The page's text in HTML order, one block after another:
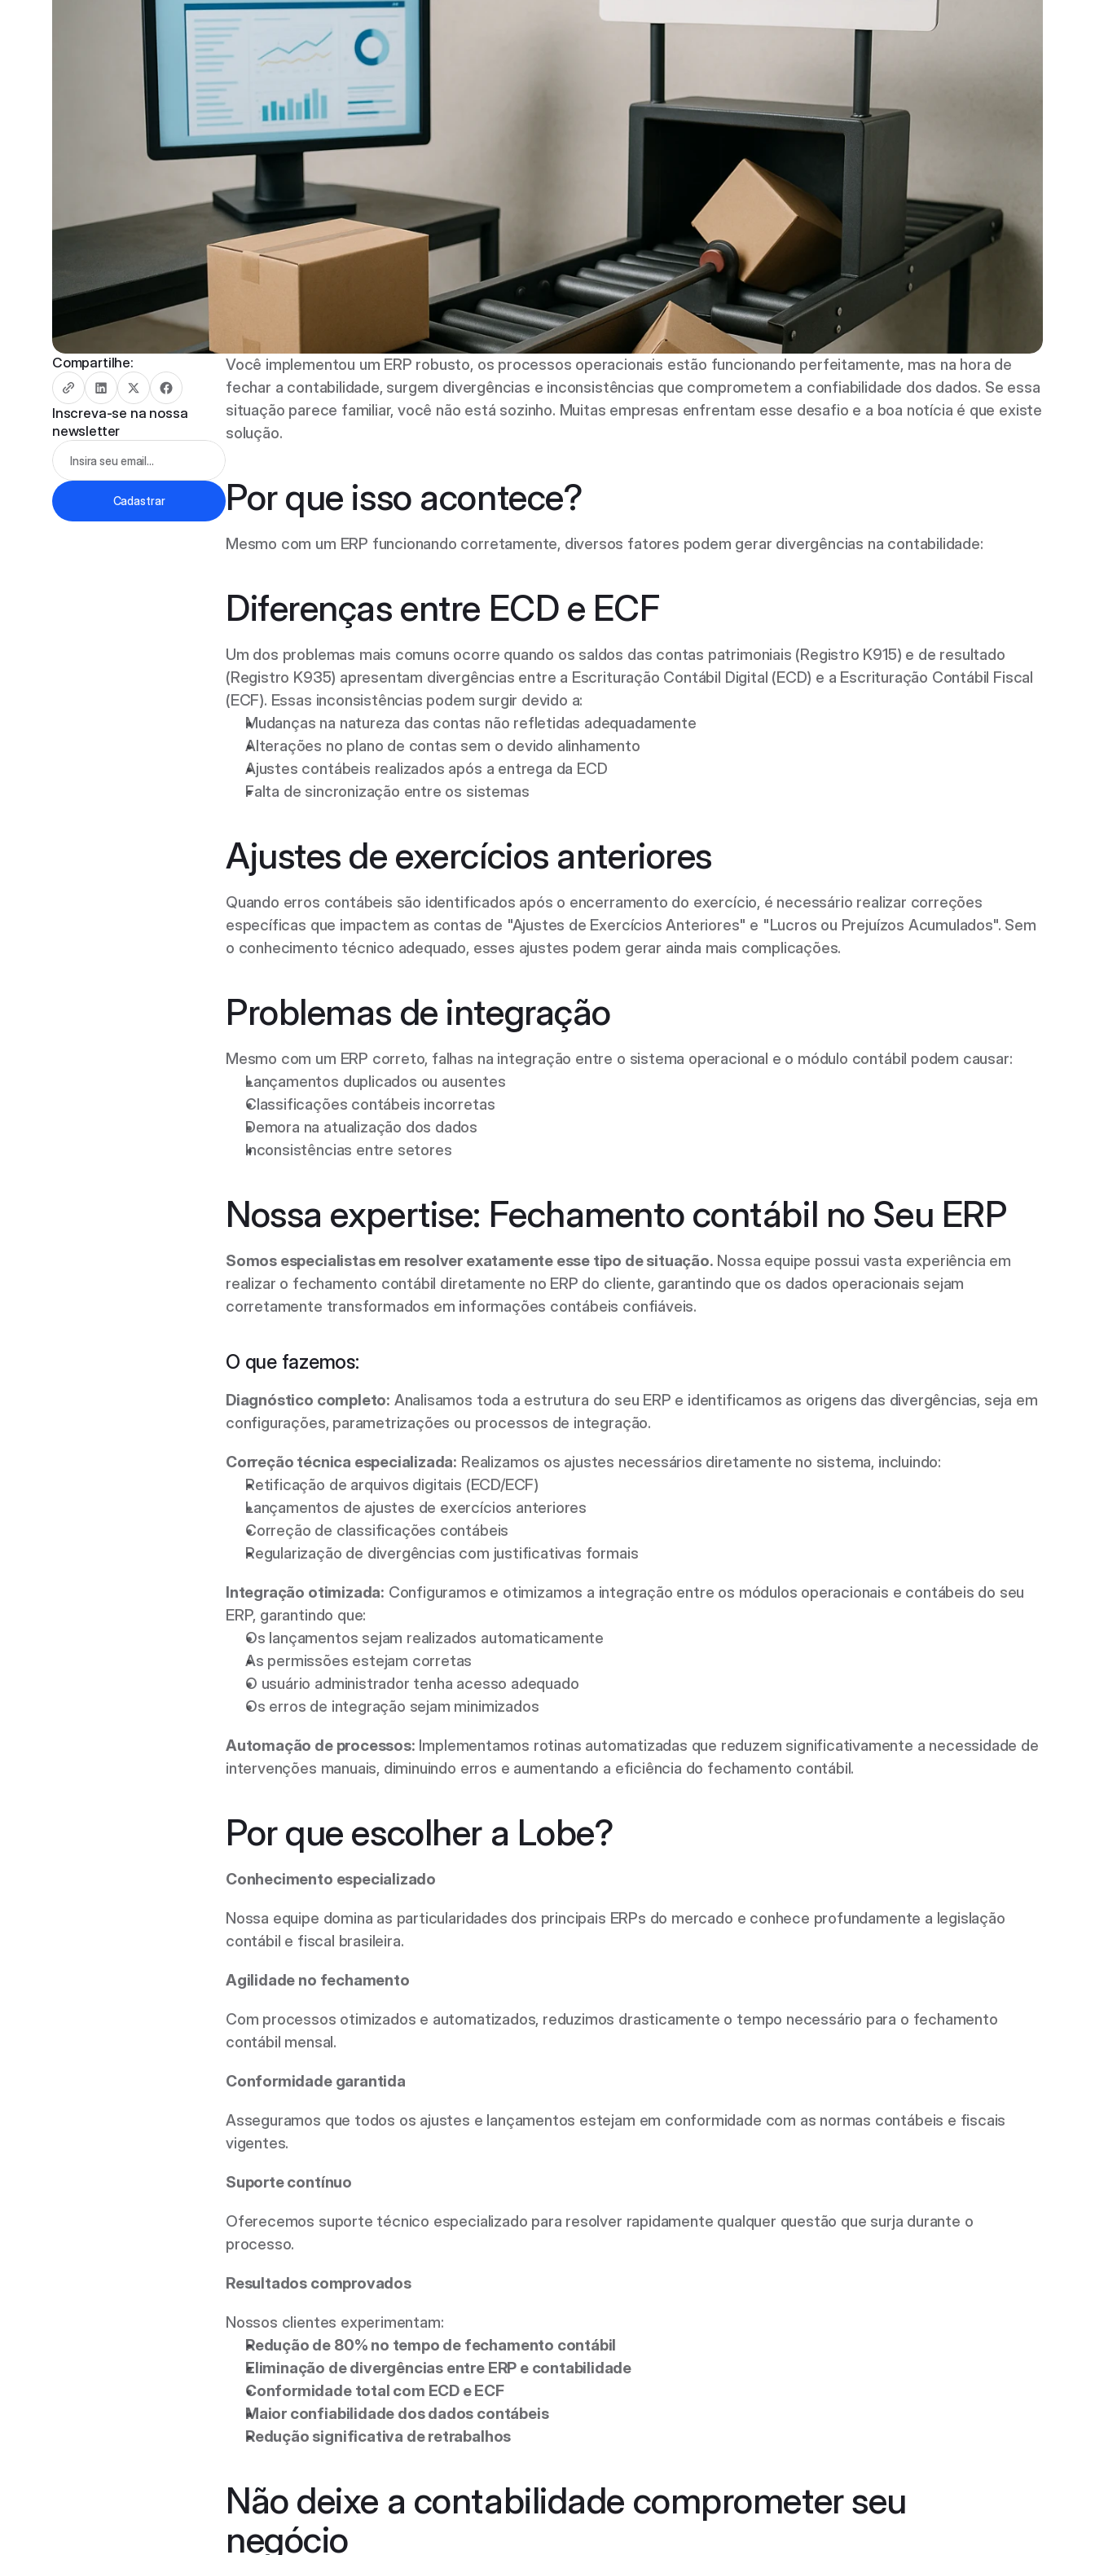
Compartilhe:
Inscreva-se na nossa
newsletter
Cadastrar
Você implementou um ERP robusto, os processos operacionais estão funcionando perfeitamente, mas na hora de
fechar a contabilidade, surgem divergências e inconsistências que comprometem a confiabilidade dos dados. Se essa
situação parece familiar, você não está sozinho. Muitas empresas enfrentam esse desafio e a boa notícia é que existe
solução.
Por que isso acontece?
Mesmo com um ERP funcionando corretamente, diversos fatores podem gerar divergências na contabilidade:
Diferenças entre ECD e ECF
Um dos problemas mais comuns ocorre quando os saldos das contas patrimoniais (Registro K915) e de resultado
(Registro K935) apresentam divergências entre a Escrituração Contábil Digital (ECD) e a Escrituração Contábil Fiscal
(ECF). Essas inconsistências podem surgir devido a:
Mudanças na natureza das contas não refletidas adequadamente
Alterações no plano de contas sem o devido alinhamento
Ajustes contábeis realizados após a entrega da ECD
Falta de sincronização entre os sistemas
Ajustes de exercícios anteriores
Quando erros contábeis são identificados após o encerramento do exercício, é necessário realizar correções
específicas que impactem as contas de "Ajustes de Exercícios Anteriores" e "Lucros ou Prejuízos Acumulados". Sem
o conhecimento técnico adequado, esses ajustes podem gerar ainda mais complicações.
Problemas de integração
Mesmo com um ERP correto, falhas na integração entre o sistema operacional e o módulo contábil podem causar:
Lançamentos duplicados ou ausentes
Classificações contábeis incorretas
Demora na atualização dos dados
Inconsistências entre setores
Nossa expertise: Fechamento contábil no Seu ERP
Somos especialistas em resolver exatamente esse tipo de situação. Nossa equipe possui vasta experiência em
realizar o fechamento contábil diretamente no ERP do cliente, garantindo que os dados operacionais sejam
corretamente transformados em informações contábeis confiáveis.
O que fazemos:
Diagnóstico completo: Analisamos toda a estrutura do seu ERP e identificamos as origens das divergências, seja em
configurações, parametrizações ou processos de integração.
Correção técnica especializada: Realizamos os ajustes necessários diretamente no sistema, incluindo:
Retificação de arquivos digitais (ECD/ECF)
Lançamentos de ajustes de exercícios anteriores
Correção de classificações contábeis
Regularização de divergências com justificativas formais
Integração otimizada: Configuramos e otimizamos a integração entre os módulos operacionais e contábeis do seu
ERP, garantindo que:
Os lançamentos sejam realizados automaticamente
As permissões estejam corretas
O usuário administrador tenha acesso adequado
Os erros de integração sejam minimizados
Automação de processos: Implementamos rotinas automatizadas que reduzem significativamente a necessidade de
intervenções manuais, diminuindo erros e aumentando a eficiência do fechamento contábil.
Por que escolher a Lobe?
Conhecimento especializado
Nossa equipe domina as particularidades dos principais ERPs do mercado e conhece profundamente a legislação
contábil e fiscal brasileira.
Agilidade no fechamento
Com processos otimizados e automatizados, reduzimos drasticamente o tempo necessário para o fechamento
contábil mensal.
Conformidade garantida
Asseguramos que todos os ajustes e lançamentos estejam em conformidade com as normas contábeis e fiscais
vigentes.
Suporte contínuo
Oferecemos suporte técnico especializado para resolver rapidamente qualquer questão que surja durante o
processo.
Resultados comprovados
Nossos clientes experimentam:
Redução de 80% no tempo de fechamento contábil
Eliminação de divergências entre ERP e contabilidade
Conformidade total com ECD e ECF
Maior confiabilidade dos dados contábeis
Redução significativa de retrabalhos
Não deixe a contabilidade comprometer seu
negócio